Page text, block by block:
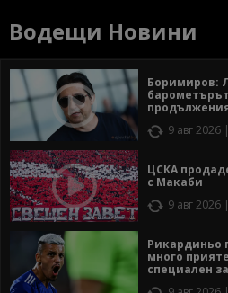
Водещи Новини
Боримиров:
9 авг 2026
ЦСКА
с Макаби
9 авг 2026
Рикардиньо
много
специален